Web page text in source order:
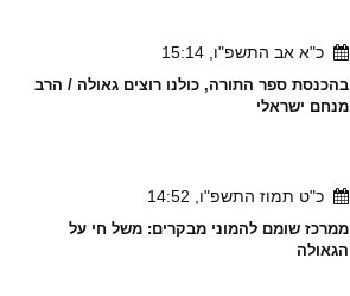
כ"א אב התשפ"ו, 15:14
בהכנסת ספר התורה, כולנו רוצים גאולה / הרב
מנחם ישראלי
כ"ט תמוז התשפ"ו, 14:52
ממרכז שומם להמוני מבקרים: משל חי על
הגאולה